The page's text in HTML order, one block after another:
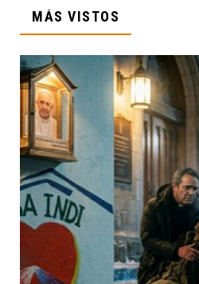
MÁS VISTOS
CANTERA